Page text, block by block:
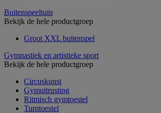
Buitenspeeltuin
Bekijk de hele productgroep
Groot XXL buitenspel
Gymnastiek en artistieke sport
Bekijk de hele productgroep
Circuskunst
Gymuitrusting
Ritmisch gymtoestel
Turntoestel